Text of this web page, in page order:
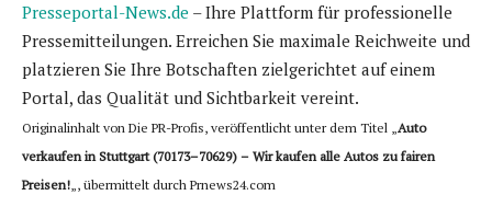
Presseportal-News.de – Ihre Plattform für professionelle
Pressemitteilungen. Erreichen Sie maximale Reichweite und
platzieren Sie Ihre Botschaften zielgerichtet auf einem
Portal, das Qualität und Sichtbarkeit vereint.
Originalinhalt von Die PR-Profis, veröffentlicht unter dem Titel „Auto
verkaufen in Stuttgart (70173–70629) – Wir kaufen alle Autos zu fairen
Preisen!„, übermittelt durch Prnews24.com